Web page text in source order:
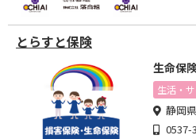
とらすと保険
生命保
生活・
静岡
0537-